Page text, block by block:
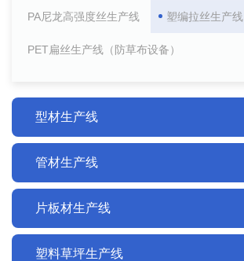
PA尼龙高强度丝生产线 塑编拉丝生产线
PET扁丝生产线（防草布设备）
型材生产线
管材生产线
片板材生产线
塑料草坪生产线